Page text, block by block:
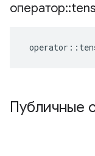
оператор::
operator ::
Публичные